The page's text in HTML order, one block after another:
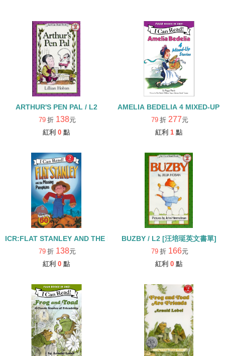
ARTHUR'S PEN PAL / L2
79 折 138元
紅利 0 點
AMELIA BEDELIA 4 MIXED-UP
79 折 277元
紅利 1 點
ICR:FLAT STANLEY AND THE MISSING PUMPKINS /L2
79 折 138元
紅利 0 點
BUZBY / L2 [汪培珽英文書單]
79 折 166元
紅利 0 點